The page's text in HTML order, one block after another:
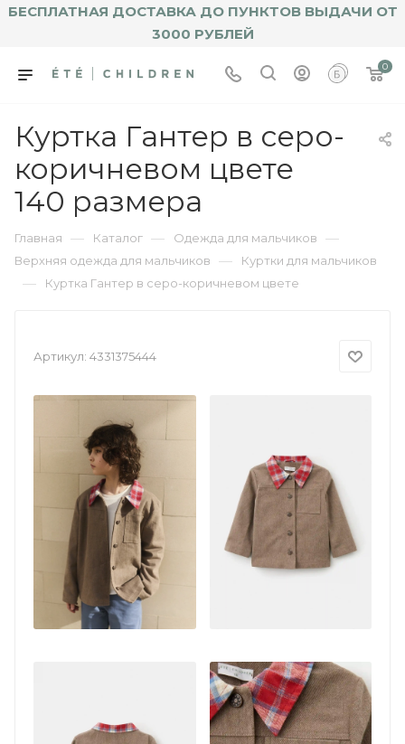
БЕСПЛАТНАЯ ДОСТАВКА ДО ПУНКТОВ ВЫДАЧИ ОТ
3000 РУБЛЕЙ
0
Куртка Гантер в серо-
коричневом цвете
140 размера
Главная — Каталог — Одежда для мальчиков —
Верхняя одежда для мальчиков — Куртки для мальчиков
— Куртка Гантер в серо-коричневом цвете
Артикул: 4331375444